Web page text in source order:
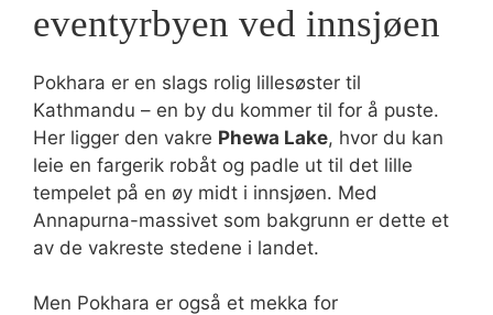
eventyrbyen ved innsjøen
Pokhara er en slags rolig lillesøster til
Kathmandu – en by du kommer til for å puste.
Her ligger den vakre Phewa Lake, hvor du kan
leie en fargerik robåt og padle ut til det lille
tempelet på en øy midt i innsjøen. Med
Annapurna-massivet som bakgrunn er dette et
av de vakreste stedene i landet.
Men Pokhara er også et mekka for